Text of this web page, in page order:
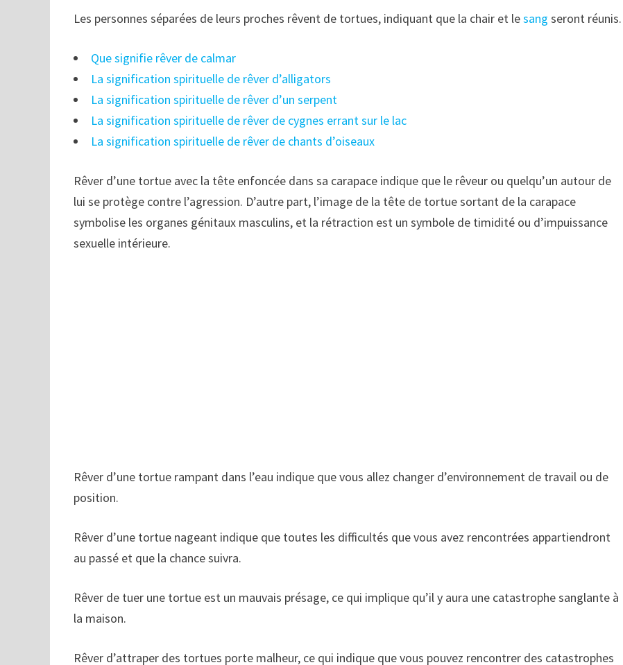
Les personnes séparées de leurs proches rêvent de tortues, indiquant que la chair et lesang seront réunis.
Que signifie rêver de calmar
La signification spirituelle de rêver d’alligators
La signification spirituelle de rêver d’un serpent
La signification spirituelle de rêver de cygnes errant sur le lac
La signification spirituelle de rêver de chants d’oiseaux
Rêver d’une tortue avec la tête enfoncée dans sa carapace indique que le rêveur ou quelqu’un autour de
lui se protège contre l’agression. D’autre part, l’image de la tête de tortue sortant de la carapace
symbolise les organes génitaux masculins, et la rétraction est un symbole de timidité ou d’impuissance
sexuelle intérieure.
Rêver d’une tortue rampant dans l’eau indique que vous allez changer d’environnement de travail ou de
position.
Rêver d’une tortue nageant indique que toutes les difficultés que vous avez rencontrées appartiendront
au passé et que la chance suivra.
Rêver de tuer une tortue est un mauvais présage, ce qui implique qu’il y aura une catastrophe sanglante à
la maison.
Rêver d’attraper des tortues porte malheur, ce qui indique que vous pouvez rencontrer des catastrophes